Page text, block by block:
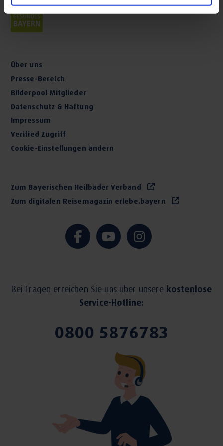
Über uns
Presse-Bereich
Bilderpool Mitglieder
Datenschutz & Haftung
Impressum
Verified Zugriff
Cookie-Einstellungen ändern
Zum Bayerischen Heilbäder Verband
Zum digitalen Reisemagazin erlebe.bayern
Bei Fragen erreichen Sie uns über unsere kostenlose
Service-Hotline:
0800 5876783